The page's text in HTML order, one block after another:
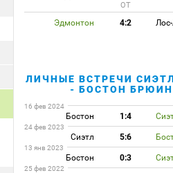
ОТ
Эдмонтон 4:2
ЛИЧНЫЕ ВСТРЕЧИ
- БОСТОН
16 фев 2024
Бостон 1:4
24 фев 2023
Сиэтл 5:6
13 янв 2023
Бостон 0:3
25 фев 2022